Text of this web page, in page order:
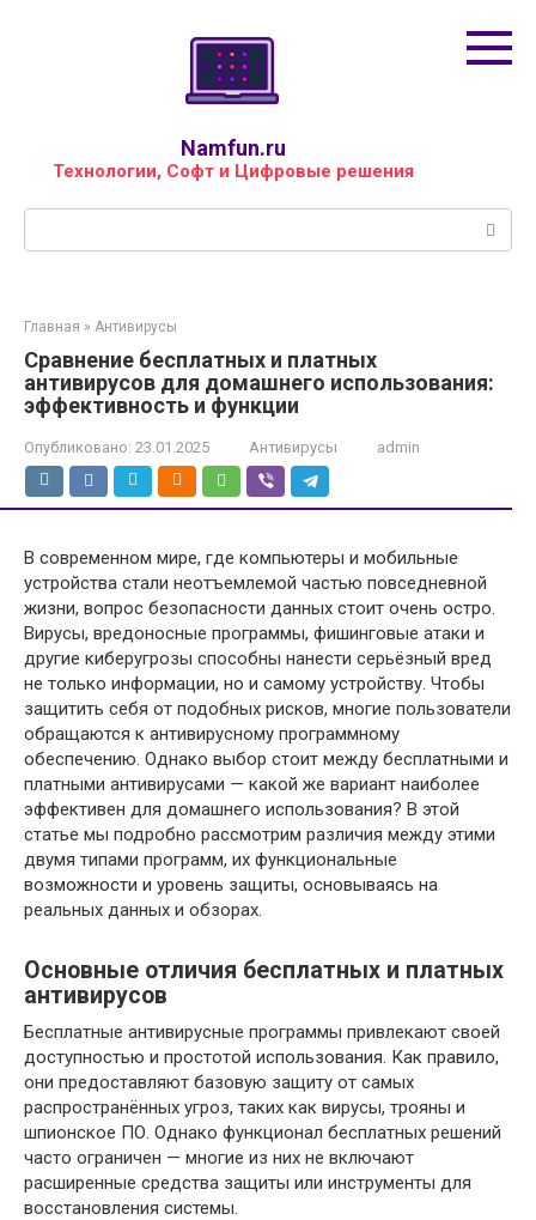
Namfun.ru
Технологии, Софт и Цифровые решения
Главная » Антивирусы
Сравнение бесплатных и платных
антивирусов для домашнего использования:
эффективность и функции
Опубликовано: 23.01.2025 Антивирусы admin
В современном мире, где компьютеры и мобильные
устройства стали неотъемлемой частью повседневной
жизни, вопрос безопасности данных стоит очень остро.
Вирусы, вредоносные программы, фишинговые атаки и
другие киберугрозы способны нанести серьёзный вред
не только информации, но и самому устройству. Чтобы
защитить себя от подобных рисков, многие пользователи
обращаются к антивирусному программному
обеспечению. Однако выбор стоит между бесплатными и
платными антивирусами — какой же вариант наиболее
эффективен для домашнего использования? В этой
статье мы подробно рассмотрим различия между этими
двумя типами программ, их функциональные
возможности и уровень защиты, основываясь на
реальных данных и обзорах.
Основные отличия бесплатных и платных
антивирусов
Бесплатные антивирусные программы привлекают своей
доступностью и простотой использования. Как правило,
они предоставляют базовую защиту от самых
распространённых угроз, таких как вирусы, трояны и
шпионское ПО. Однако функционал бесплатных решений
часто ограничен — многие из них не включают
расширенные средства защиты или инструменты для
восстановления системы.